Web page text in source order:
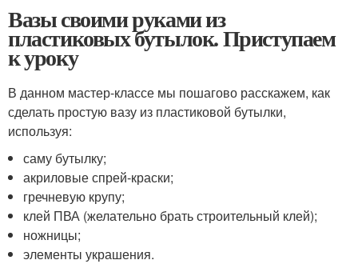
Вазы своими руками из
пластиковых бутылок. Приступаем
к уроку
В данном мастер-классе мы пошагово расскажем, как
сделать простую вазу из пластиковой бутылки,
используя:
саму бутылку;
акриловые спрей-краски;
гречневую крупу;
клей ПВА (желательно брать строительный клей);
ножницы;
элементы украшения.